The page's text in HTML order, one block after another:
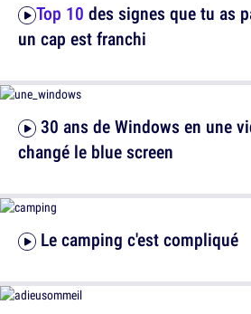
changé le blue screen
Top 10 des signes que tu as
un cap est franchi
Le camping c'est compliqué